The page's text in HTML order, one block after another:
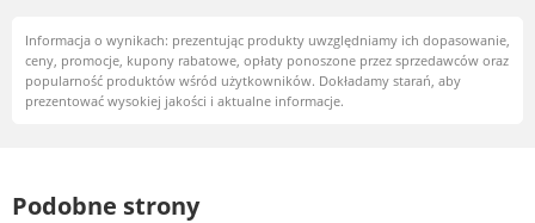
Informacja o wynikach: prezentując produkty uwzględniamy ich dopasowanie,
ceny, promocje, kupony rabatowe, opłaty ponoszone przez sprzedawców oraz
popularność produktów wśród użytkowników. Dokładamy starań, aby
prezentować wysokiej jakości i aktualne informacje.
Podobne strony